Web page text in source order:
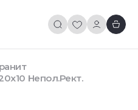
Непол.Рект.